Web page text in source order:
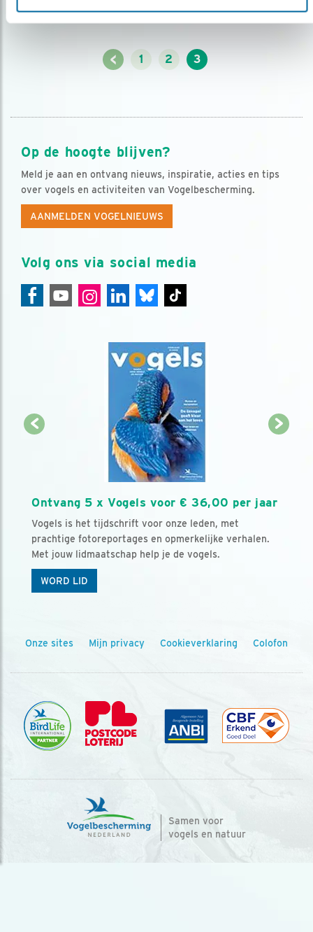
< 1 2 3
Op de hoogte blijven?
Meld je aan en ontvang nieuws, inspiratie, acties en tips
over vogels en activiteiten van Vogelbescherming.
AANMELDEN VOGELNIEUWS
Volg ons via social media
Ontvang 5 x Vogels voor € 36,00 per jaar
Vogels is het tijdschrift voor onze leden, met
prachtige fotoreportages en opmerkelijke verhalen.
Met jouw lidmaatschap help je de vogels.
WORD LID
Onze sites Mijn privacy Cookieverklaring Colofon
Samen voor
vogels en natuur